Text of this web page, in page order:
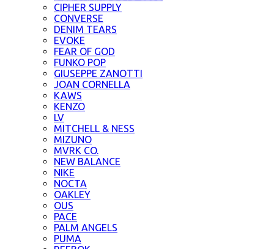
CIPHER SUPPLY
CONVERSE
DENIM TEARS
EVOKE
FEAR OF GOD
FUNKO POP
GIUSEPPE ZANOTTI
JOAN CORNELLA
KAWS
KENZO
LV
MITCHELL & NESS
MIZUNO
MVRK CO.
NEW BALANCE
NIKE
NOCTA
OAKLEY
OUS
PACE
PALM ANGELS
PUMA